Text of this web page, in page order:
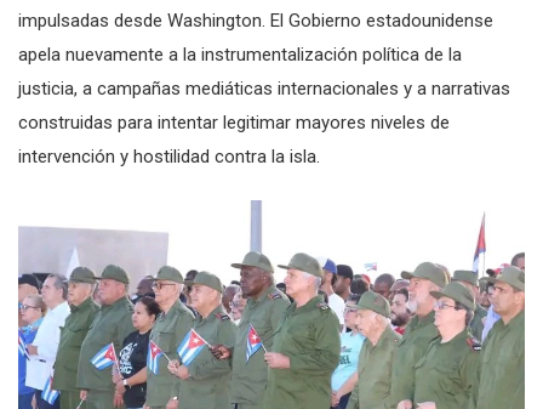
impulsadas desde Washington. El Gobierno estadounidense
apela nuevamente a la instrumentalización política de la
justicia, a campañas mediáticas internacionales y a narrativas
construidas para intentar legitimar mayores niveles de
intervención y hostilidad contra la isla.